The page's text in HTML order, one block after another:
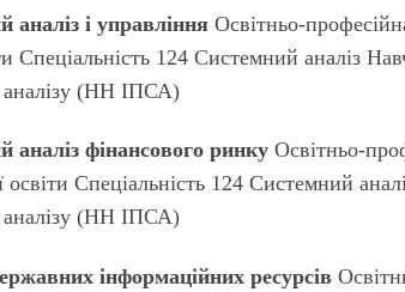
аналіз і управління Освітньо-
Спеціальність 124 Системний аналіз
аналізу (НН ІПСА)
аналіз фінансового ринку Освітньо-
освіти Спеціальність 124 Системний
аналізу (НН ІПСА)
інформаційних ресурсів